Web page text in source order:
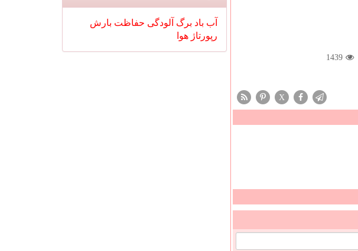
1439
X
آب باد برگ آلودگی حفاظت بارش
رپورتاژ هوا